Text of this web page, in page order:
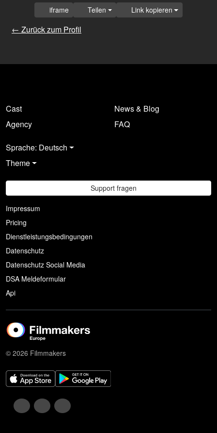
← Zurück zum Profil
iframe Teilen Link kopieren
Cast
Agency
News & Blog
FAQ
Sprache: Deutsch
Theme
Support fragen
Impressum
Pricing
Dienstleistungsbedingungen
Datenschutz
Datenschutz Social Media
DSA Meldeformular
Api
© 2026 Filmmakers